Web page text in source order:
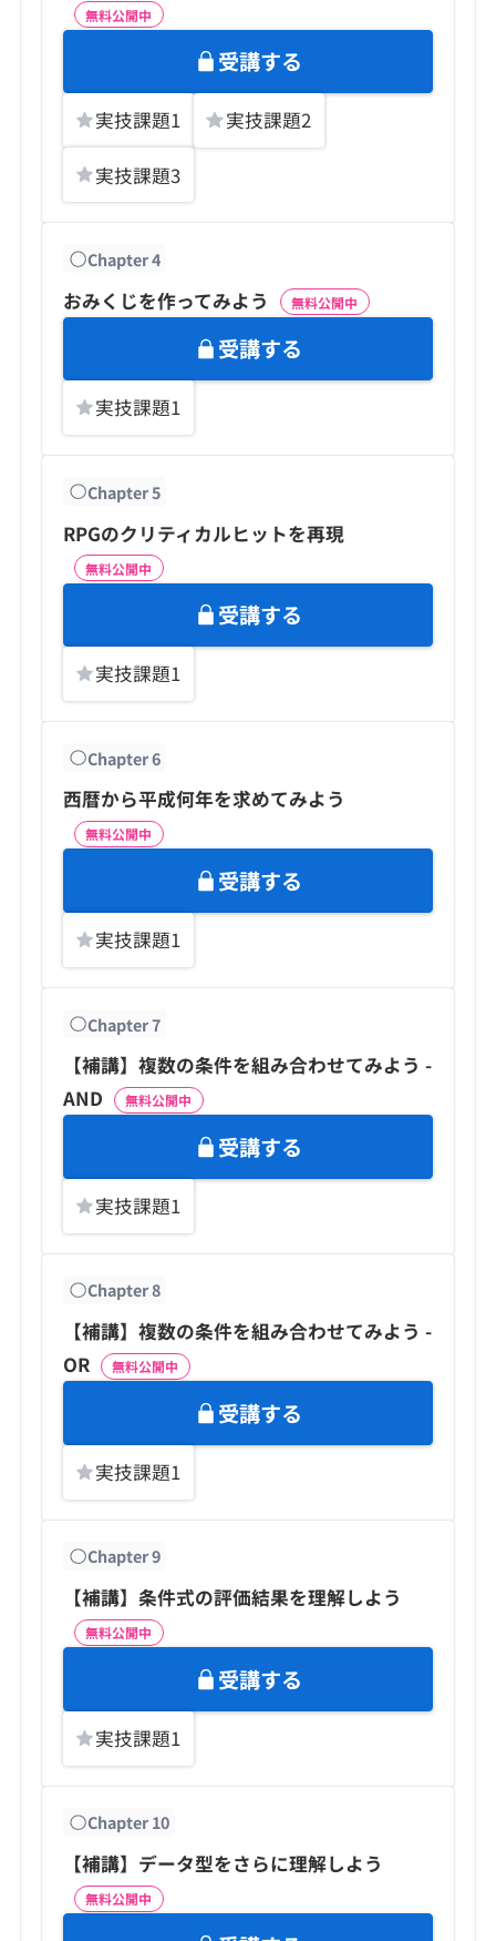
無料公開中
受講する
実技課題1 実技課題2
実技課題3
Chapter4
おみくじを作ってみよう 無料公開中
受講する
実技課題1
Chapter5
RPGのクリティカルヒットを再現
無料公開中
受講する
実技課題1
Chapter6
西暦から平成何年を求めてみよう
無料公開中
受講する
実技課題1
Chapter7
【補講】複数の条件を組み合わせてみよう -
AND
無料公開中
受講する
実技課題1
Chapter8
【補講】複数の条件を組み合わせてみよう -
OR
無料公開中
受講する
実技課題1
Chapter9
【補講】条件式の評価結果を理解しよう
無料公開中
受講する
実技課題1
Chapter10
【補講】データ型をさらに理解しよう
無料公開中